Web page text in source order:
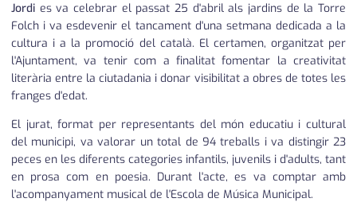
Jordi es va celebrar el passat 25 d'abril als jardins de la Torre
Folch i va esdevenir el tancament d'una setmana dedicada a la
cultura i a la promoció del català. El certamen, organitzat per
l'Ajuntament, va tenir com a finalitat fomentar la creativitat
literària entre la ciutadania i donar visibilitat a obres de totes les
franges d'edat.
El jurat, format per representants del món educatiu i cultural
del municipi, va valorar un total de 94 treballs i va distingir 23
peces en les diferents categories infantils, juvenils i d'adults, tant
en prosa com en poesia. Durant l'acte, es va comptar amb
l'acompanyament musical de l'Escola de Música Municipal.